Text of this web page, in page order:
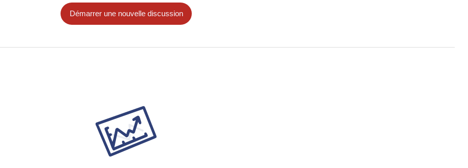
Démarrer une nouvelle discussion